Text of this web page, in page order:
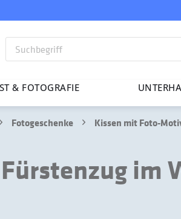
& FOTO­GRAFIE
Fotogeschenke Kissen mit Foto-